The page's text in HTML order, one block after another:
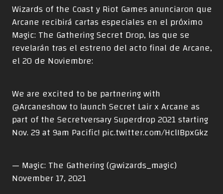
Wizards of the Coast y Riot Games anunciaron que
Arcane recibirá cartas especiales en el próximo
Magic: The Gathering Secret Drop, las que se
revelarán tras el estreno del acto final de Arcane,
el 20 de Noviembre:
We are excited to be partnering with
@Arcaneshowto launch Secret Lair x Arcane as
part of the Secretversary Superdrop 2021 starting
Nov. 29 at 9am Pacific!pic.twitter.com/HclIBpxGkz
— Magic: The Gathering (@wizards_magic)
November 17, 2021